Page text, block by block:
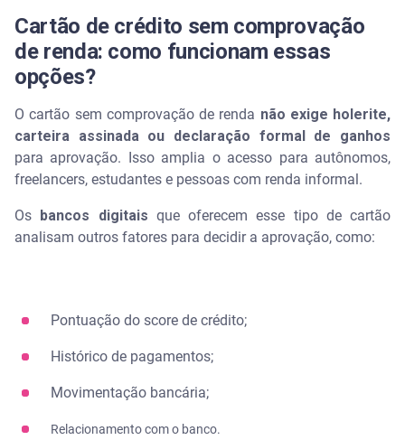
Cartão de crédito sem comprovação
de renda: como funcionam essas
opções?
O cartão sem comprovação de renda não exige holerite,
carteira assinada ou declaração formal de ganhos
para aprovação. Isso amplia o acesso para autônomos,
freelancers, estudantes e pessoas com renda informal.
Os bancos digitais que oferecem esse tipo de cartão
analisam outros fatores para decidir a aprovação, como:
Pontuação do score de crédito;
Histórico de pagamentos;
Movimentação bancária;
Relacionamento com o banco.